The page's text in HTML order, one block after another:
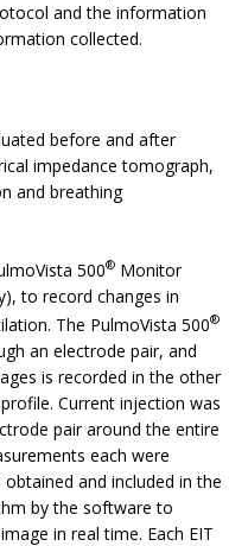
and the information
collected.
before and after
impedance tomograph,
and breathing
500® Monitor
to record changes in
The PulmoVista 500®
an electrode pair, and
is recorded in the other
Current injection was
pair around the entire
each were
and included in the
by the software to
in real time. Each EIT